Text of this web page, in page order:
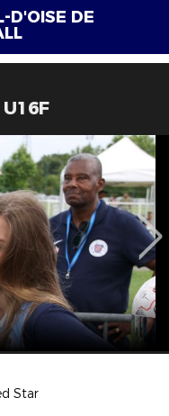
D'OISE DE
Star